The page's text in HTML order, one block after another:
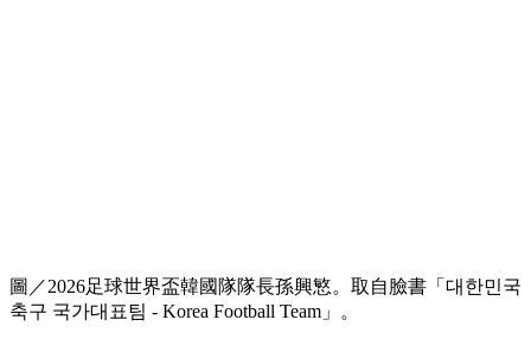
圖／2026足球世界盃韓國隊隊長孫興慜。取自臉書「대한민국
축구 국가대표팀 - Korea Football Team」。